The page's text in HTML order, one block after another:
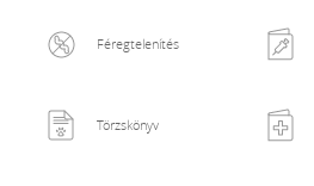
Féregtelenítés
Törzskönyv